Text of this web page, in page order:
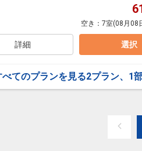
た和洋ビュッフェ（バイキング）です。
子明太子やもつ煮込み、水炊きなどが人気
空き： 7室(08月08
詳細 選択
べてのプランを見る2プラン、1